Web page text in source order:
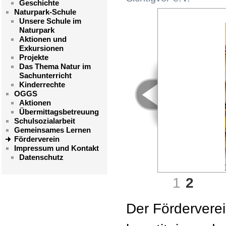
1 2
Der
Geschichte
Naturpark-Schule
Unsere Schule im
Naturpark
Aktionen und
Exkursionen
Projekte
Das Thema Natur im
Sachunterricht
Kinderrechte
OGGS
Aktionen
Übermittagsbetreuung
Schulsozialarbeit
Gemeinsames Lernen
Förderverein
Impressum und Kontakt
Datenschutz